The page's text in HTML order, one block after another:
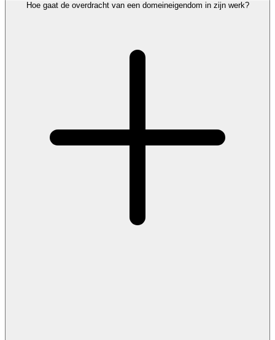
Hoe gaat de overdracht van een domeineigendom in zijn werk?